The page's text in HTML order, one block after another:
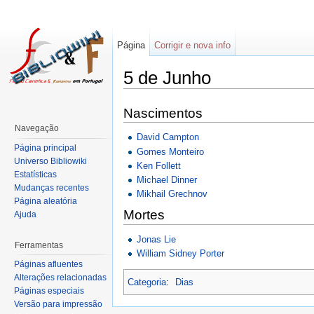
5 de Junho
Nascimentos
David Campton
Gomes Monteiro
Ken Follett
Michael Dinner
Mikhail Grechnov
Mortes
Jonas Lie
William Sidney Porter
Categoria: Dias
Página Corrigir e nova info
Navegação
Página principal
Universo Bibliowiki
Estatísticas
Mudanças recentes
Página aleatória
Ajuda
Ferramentas
Páginas afluentes
Alterações relacionadas
Páginas especiais
Versão para impressão